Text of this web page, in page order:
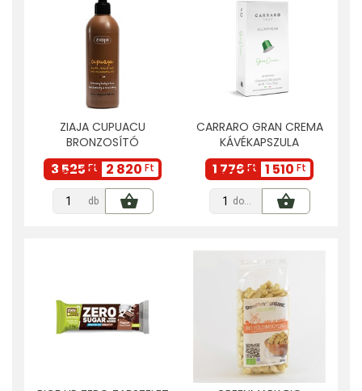
ZIAJA CUPUACU
BRONZOSÍTÓ
TESTÁPOLÓ 300 ML
3 525 Ft 2 820 Ft
db
CARRARO GRAN CREMA
KÁVÉKAPSZULA
NESPRESSO
KOMPATIBILIS 10 DB
1 776 Ft 1 510 Ft
doboz